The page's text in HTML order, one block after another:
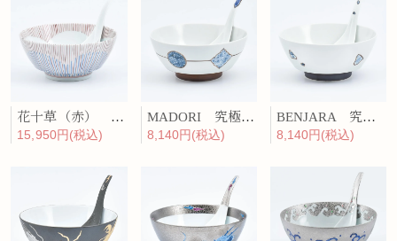
花十草（赤） 究極のラーメン鉢レンゲセット
15,950円(税込)
MADORI 究極のラーメン鉢レンゲセット
8,140円(税込)
BENJARA 究極のラーメン鉢レンゲセット
8,140円(税込)